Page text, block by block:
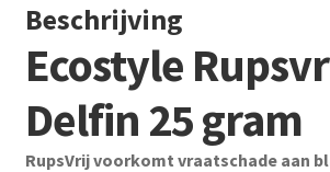
Beschrijving
Ecostyle
Delfin 25 gram
RupsVrij voorkomt vraatschade aan